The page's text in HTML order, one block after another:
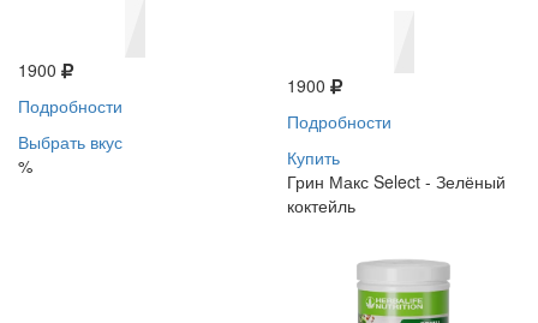
1900
Подробности
Выбрать вкус
%
1900
Подробности
Купить
Грин Макс Select - Зелёный
коктейль